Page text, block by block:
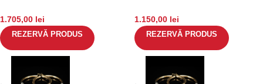
1.705,00 lei
REZERVĂ PRODUS
1.150,00 lei
REZERVĂ PRODUS